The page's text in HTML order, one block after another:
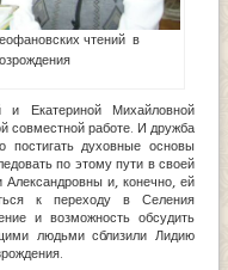
чтений в
Екатериной Михайловной
совместной работе. И дружба
постигать духовные основы
по этому пути в своей
и, конечно, ей
к переходу в Селения
и возможность обсудить
людьми сблизили Лидию